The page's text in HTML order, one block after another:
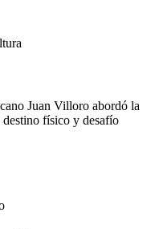
Juan Villoro abordó la
físico y desafío